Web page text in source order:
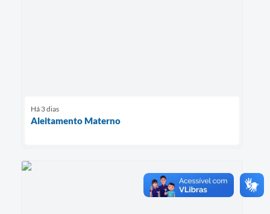
Há 3 dias
Aleitamento Materno